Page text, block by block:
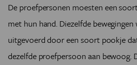
De proefpersonen moesten een
met hun hand. Diezelfde
uitgevoerd door een soort pookje
dezelfde proefpersoon aan bewoog.